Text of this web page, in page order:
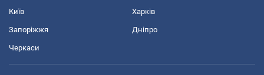
Київ Харків
Запоріжжя Дніпро
Черкаси